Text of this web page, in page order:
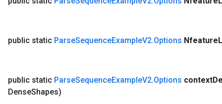
public static ParseSequenceExampleV2.Options Nfeature
public static ParseSequenceExampleV2.Options context
DenseShapes)